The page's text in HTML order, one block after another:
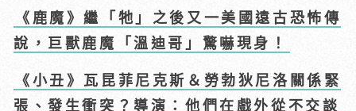
《鹿魔》繼「牠」之後又一美國遠古恐怖傳
說，巨獸鹿魔「溫迪哥」驚嚇現身！
《小丑》瓦昆菲尼克斯＆勞勃狄尼洛關係緊
張、發生衝突？導演：他們在戲外從不交談